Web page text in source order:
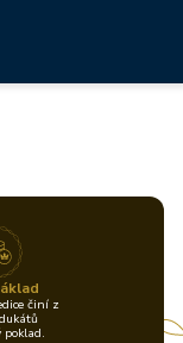
činí z
poklad.